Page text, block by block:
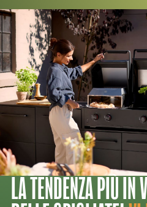
LA TENDENZA PIÙ IN